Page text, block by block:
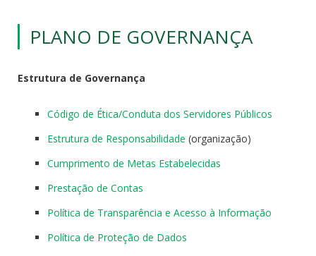
PLANO DE GOVERNANÇA
Estrutura de Governança
Código de Ética/Conduta dos Servidores Públicos
Estrutura de Responsabilidade (organização)
Cumprimento de Metas Estabelecidas
Prestação de Contas
Política de Transparência e Acesso à Informação
Política de Proteção de Dados